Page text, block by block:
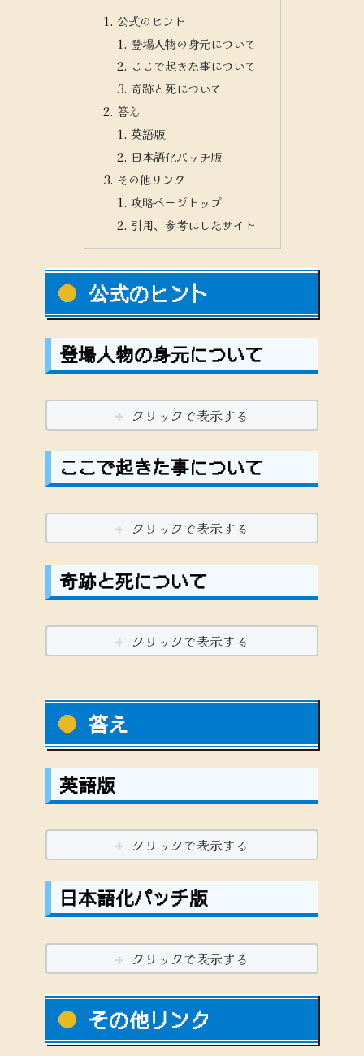
公式のヒント
登場人物の身元について
ここで起きた事について
奇跡と死について
答え
英語版
日本語化パッチ版
その他リンク
攻略ページトップ
引用、参考にしたサイト
公式のヒント
登場人物の身元について
クリックで表示する
ここで起きた事について
クリックで表示する
奇跡と死について
クリックで表示する
答え
英語版
クリックで表示する
日本語化パッチ版
クリックで表示する
その他リンク